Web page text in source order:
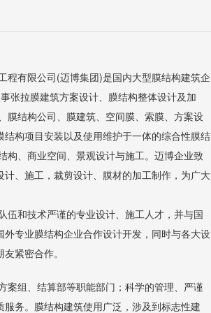
程有限公司(迈博集团)是国内大型膜结构建筑企
张拉膜建筑方案设计、膜结构整体设计及加
膜结构公司、膜建筑、空间膜、索膜、方案设
构项目安装以及使用维护于一体的综合性膜结
构、商业空间、景观设计与施工。迈博企业致
、施工，裁剪设计、膜材的加工制作，为广大
伍和技术严谨的专业设计、施工人才，并与国
专业膜结构企业合作设计开发，同时与各大设
紧密合作。
案组、结算部等职能部门；科学的管理、严谨
务。膜结构建筑使用广泛，涉及到标志性建